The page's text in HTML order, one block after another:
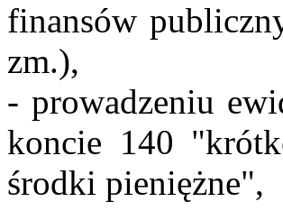
finansów
zm.),
- prowadzeniu
koncie 140
środki pieniężne",